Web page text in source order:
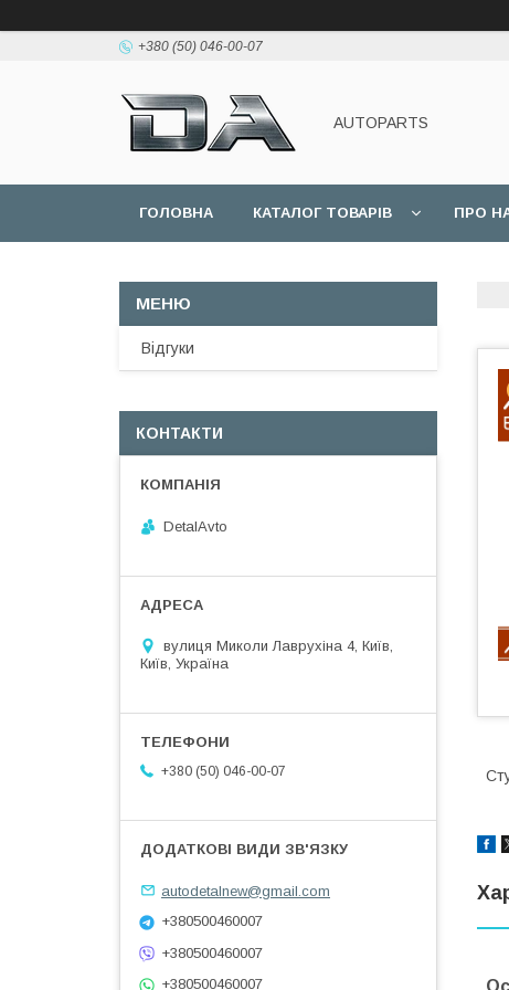
+380 (50) 046-00-07
AUTOPARTS
ГОЛОВНА КАТАЛОГ ТОВАРІВ ПРО
Відгуки
КОНТАКТИ
DetalAvto
вулиця Миколи Лаврухіна 4, Київ,
Київ, Україна
+380 (50) 046-00-07
autodetalnew@gmail.com
+380500460007
+380500460007
+380500460007